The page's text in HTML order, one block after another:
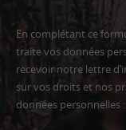
En complétant ce
traite vos données
recevoir notre lettre
sur vos droits et nos
données personnelles :
Adresse